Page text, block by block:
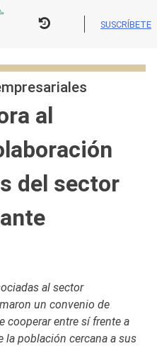
SUSCRÍBETE
al
del sector
al sector
un convenio de
cooperar entre sí frente a
la población cercana a sus